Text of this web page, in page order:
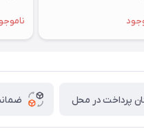
پرداخت در محل